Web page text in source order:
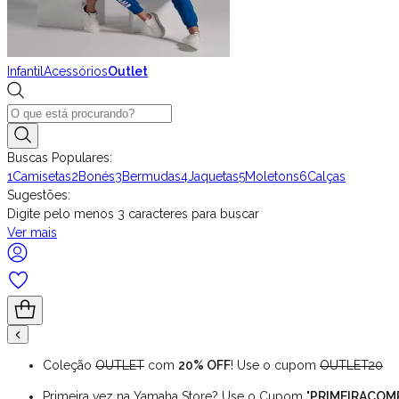
Infantil AcessóriosOutlet
Buscas Populares:
1Camisetas2Bonés3Bermudas4Jaquetas5Moletons6Calças
Sugestões:
Digite pelo menos 3 caracteres para buscar
Ver mais
Coleção OUTLET com 20% OFF! Use o cupom OUTLET20